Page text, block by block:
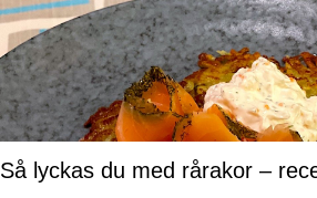
Så lyckas du med rårakor –